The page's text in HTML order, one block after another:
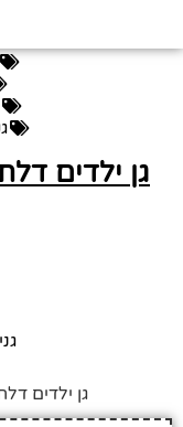
גן ילדים
גן ילדים